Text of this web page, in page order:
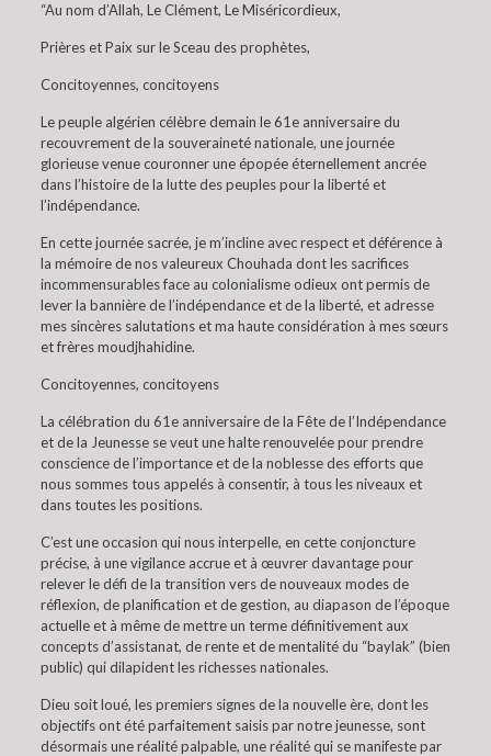
“Au nom d’Allah, Le Clément, Le Miséricordieux,
Prières et Paix sur le Sceau des prophètes,
Concitoyennes, concitoyens
Le peuple algérien célèbre demain le 61e anniversaire du
recouvrement de la souveraineté nationale, une journée
glorieuse venue couronner une épopée éternellement ancrée
dans l’histoire de la lutte des peuples pour la liberté et
l’indépendance.
En cette journée sacrée, je m’incline avec respect et déférence à
la mémoire de nos valeureux Chouhada dont les sacrifices
incommensurables face au colonialisme odieux ont permis de
lever la bannière de l’indépendance et de la liberté, et adresse
mes sincères salutations et ma haute considération à mes sœurs
et frères moudjhahidine.
Concitoyennes, concitoyens
La célébration du 61e anniversaire de la Fête de l’Indépendance
et de la Jeunesse se veut une halte renouvelée pour prendre
conscience de l’importance et de la noblesse des efforts que
nous sommes tous appelés à consentir, à tous les niveaux et
dans toutes les positions.
C’est une occasion qui nous interpelle, en cette conjoncture
précise, à une vigilance accrue et à œuvrer davantage pour
relever le défi de la transition vers de nouveaux modes de
réflexion, de planification et de gestion, au diapason de l’époque
actuelle et à même de mettre un terme définitivement aux
concepts d’assistanat, de rente et de mentalité du “baylak” (bien
public) qui dilapident les richesses nationales.
Dieu soit loué, les premiers signes de la nouvelle ère, dont les
objectifs ont été parfaitement saisis par notre jeunesse, sont
désormais une réalité palpable, une réalité qui se manifeste par